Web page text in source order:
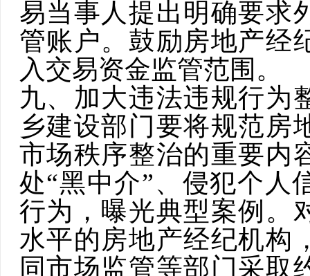
易当事人提出明确要求
管账户。鼓励房地产经
入交易资金监管范围。
九、加大违法违规行为
乡建设部门要将规范房
市场秩序整治的重要内
处“黑中介”、侵犯个人
行为，曝光典型案例。
水平的房地产经纪机构
同市场监管等部门采取